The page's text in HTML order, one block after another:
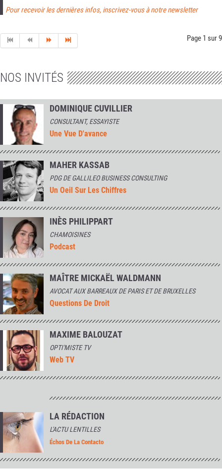
Pour recevoir les dernières infos, inscrivez-vous à notre newsletter
Page 1 sur 9
NOS INVITÉS
DOMINIQUE CUVILLIER
CONSULTANT, ESSAYISTE
Une Vue D'avance
MAHER KASSAB
PDG DE GALLILEO BUSINESS CONSULTING
Un Oeil Sur Les Chiffres
INÈS PHILIPPART
CHAMOISINES
Podcast
MAÎTRE MICKAËL WALDMANN
AVOCAT AUX BARREAUX DE PARIS ET DE BRUXELLES
Questions De Droit
MAXIME BALOUZAT
OPTI'MISTE TV
Web TV
LA RÉDACTION
L'ACTU LENTILLES
Échos De La Contacto